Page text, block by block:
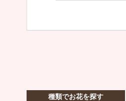
種類でお花を探す